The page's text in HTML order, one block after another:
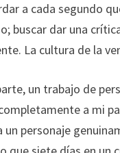
a cada segundo
buscar dar una
La cultura de la
un trabajo de
a mi
un personaje